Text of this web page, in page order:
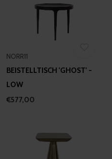
NORR11
BEISTELLTISCH 'GHOST' -
LOW
€577,00